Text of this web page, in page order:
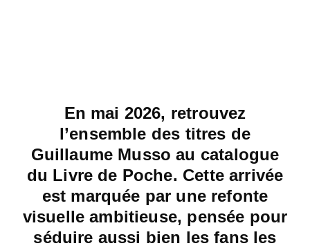
En mai 2026, retrouvez
l’ensemble des titres de
Guillaume Musso au catalogue
du Livre de Poche. Cette arrivée
est marquée par une refonte
visuelle ambitieuse, pensée pour
séduire aussi bien les fans les